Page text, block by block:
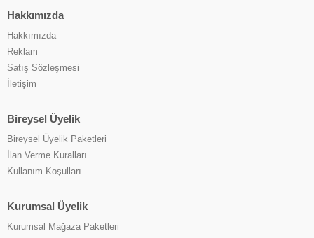
Hakkımızda
Hakkımızda
Reklam
Satış Sözleşmesi
İletişim
Bireysel Üyelik
Bireysel Üyelik Paketleri
İlan Verme Kuralları
Kullanım Koşulları
Kurumsal Üyelik
Kurumsal Mağaza Paketleri